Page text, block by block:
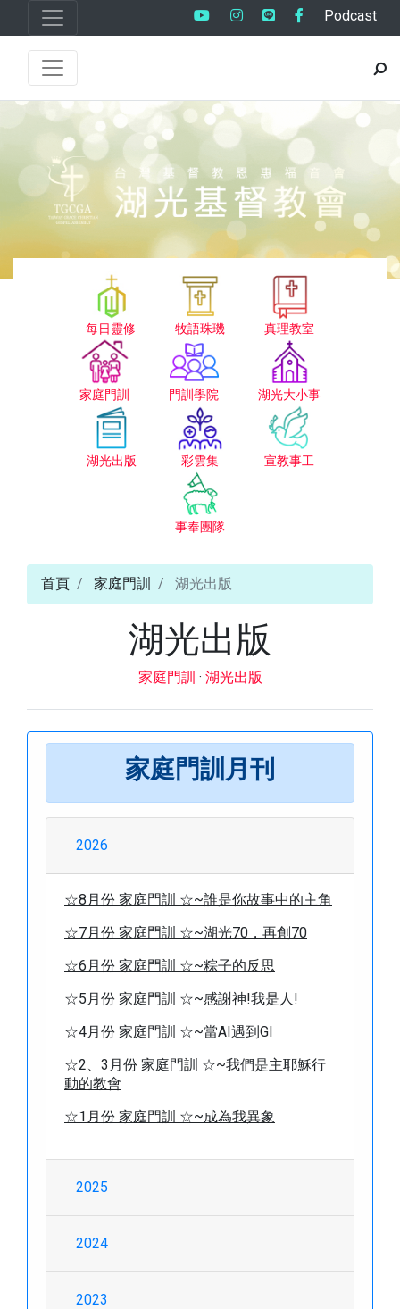
Podcast
每日靈修 牧語珠璣 真理教室
家庭門訓 門訓學院 湖光大小事
湖光出版 彩雲集 宣教事工
事奉團隊
首頁 家庭門訓 湖光出版
湖光出版
家庭門訓 · 湖光出版
家庭門訓月刊
2026
☆8月份 家庭門訓 ☆~誰是你故事中的主角
☆7月份 家庭門訓 ☆~湖光70，再創70
☆6月份 家庭門訓 ☆~粽子的反思
☆5月份 家庭門訓 ☆~感謝神!我是人!
☆4月份 家庭門訓 ☆~當AI遇到GI
☆2、3月份 家庭門訓 ☆~我們是主耶穌行
動的教會
☆1月份 家庭門訓 ☆~成為我異象
2025
2024
2023